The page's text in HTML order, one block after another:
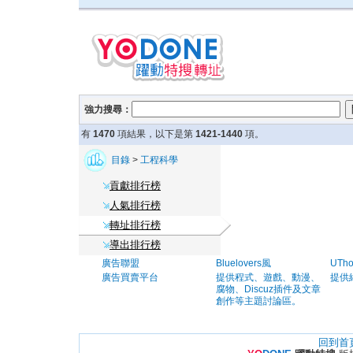
強力搜尋：
有 1470 項結果，以下是第 1421-1440 項。
目錄 > 工程科學
貢獻排行榜
人氣排行榜
轉址排行榜
導出排行榜
廣告聯盟
廣告買賣平台
Bluelovers風
提供程式、遊戲、動漫、
腐物、Discuz插件及文章
創作等主題討論區。
提供
回到首